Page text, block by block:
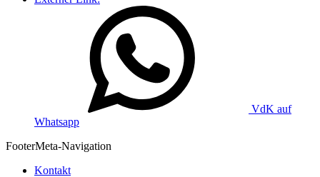
VdK auf
Whatsapp
FooterMeta-Navigation
Kontakt